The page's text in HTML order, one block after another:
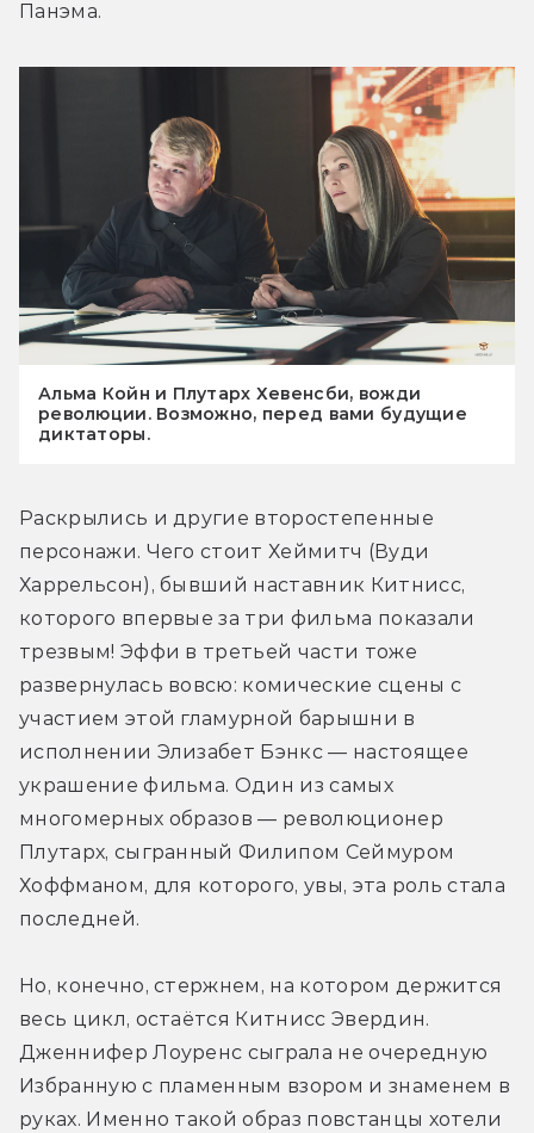
Панэма.
Альма Койн и Плутарх Хевенсби, вожди
революции. Возможно, перед вами будущие
диктаторы.
Раскрылись и другие второстепенные
персонажи. Чего стоит Хеймитч (Вуди
Харрельсон), бывший наставник Китнисс,
которого впервые за три фильма показали
трезвым! Эффи в третьей части тоже
развернулась вовсю: комические сцены с
участием этой гламурной барышни в
исполнении Элизабет Бэнкс — настоящее
украшение фильма. Один из самых
многомерных образов — революционер
Плутарх, сыгранный Филипом Сеймуром
Хоффманом, для которого, увы, эта роль стала
последней.
Но, конечно, стержнем, на котором держится
весь цикл, остаётся Китнисс Эвердин.
Дженнифер Лоуренс сыграла не очередную
Избранную с пламенным взором и знаменем в
руках. Именно такой образ повстанцы хотели